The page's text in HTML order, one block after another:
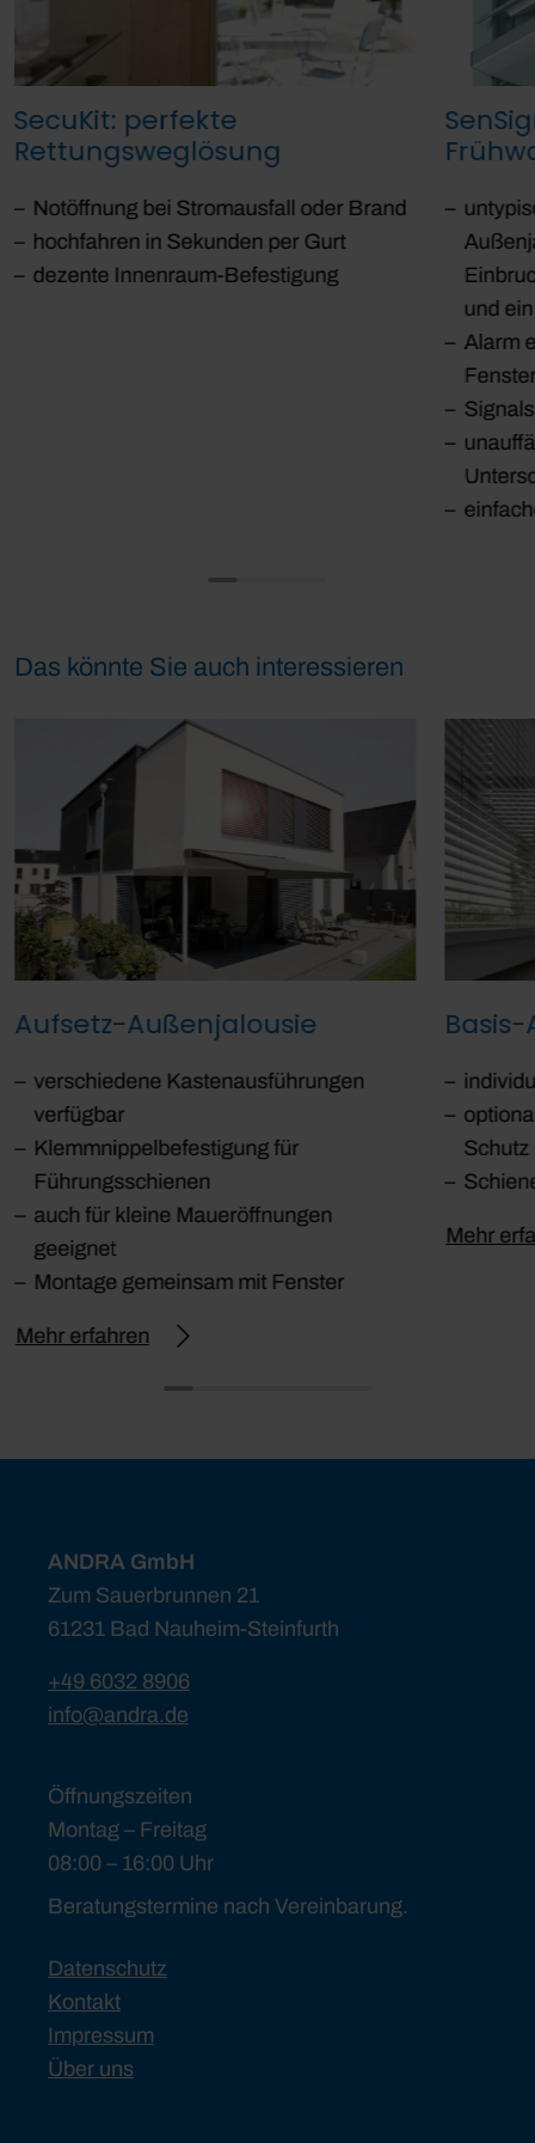
SecuKit: perfekte
Rettungsweglösung
Notöffnung bei Stromausfall oder Brand
hochfahren in Sekunden per Gurt
dezente Innenraum-Befestigung
und
Alarm
Das könnte Sie auch interessieren
Aufsetz-Außenjalousie
verschiedene Kastenausführungen
verfügbar
Klemmnippelbefestigung für
Führungsschienen
auch für kleine Maueröffnungen
geeignet
Montage gemeinsam mit Fenster
Mehr erfahren
Schutz
Mehr
ANDRA GmbH
Zum Sauerbrunnen 21
61231 Bad Nauheim-Steinfurth
+49 6032 8906
info@andra.de
Öffnungszeiten
Montag – Freitag
08:00 – 16:00 Uhr
Beratungstermine nach Vereinbarung.
Datenschutz
Kontakt
Impressum
Über uns